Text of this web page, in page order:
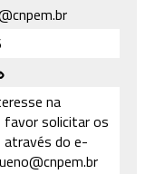
na
favor solicitar os
do e-